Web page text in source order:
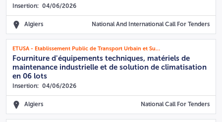
Insertion: 04/06/2026
Algiers National And International Call For Tenders
ETUSA - Etablissement Public de Transport Urbain et Suburbain Alger
Fourniture d'équipements techniques, matériels de
maintenance industrielle et de solution de climatisation
en 06 lots
Insertion: 04/06/2026
Algiers National Call For Tenders